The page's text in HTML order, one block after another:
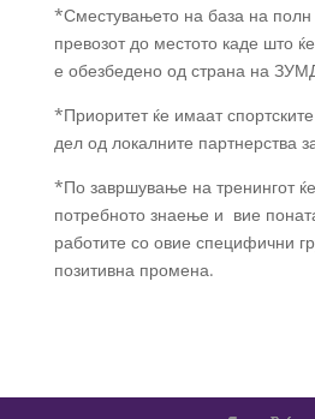
*Сместувањето на база на полн
превозот до местото каде што
е обезбедено од страна на
*Приоритет ќе имаат
дел од локалните партнерства
*По завршување на тренингот
потребното знаење и вие
работите со овие специфични
позитивна промена.